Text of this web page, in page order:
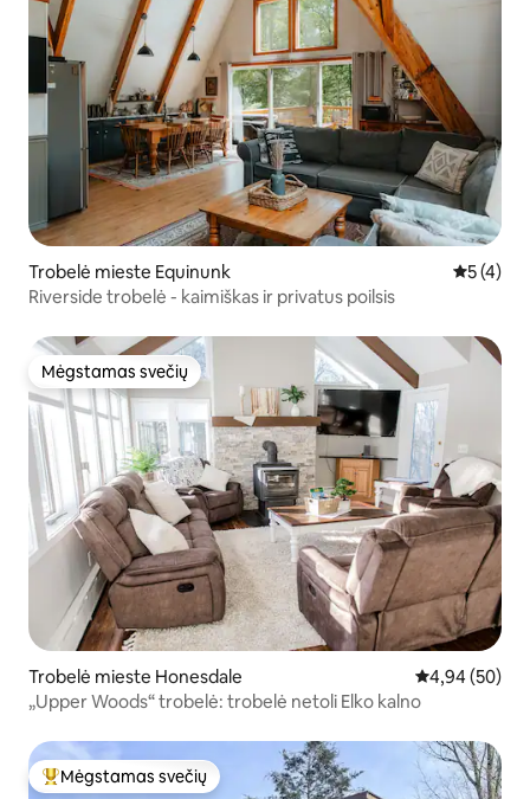
Trobelė mieste Equinunk Vidutinis
5 (4)
Riverside trobelė - kaimiškas ir privatus poilsis
Mėgstamas svečių
Mėgstamas svečių
Trobelė mieste Honesdale Vidutinis
4,94 (50)
„Upper Woods“ trobelė: trobelė netoli Elko kalno
Svečių mėgstamiausias
Mėgstamas svečių